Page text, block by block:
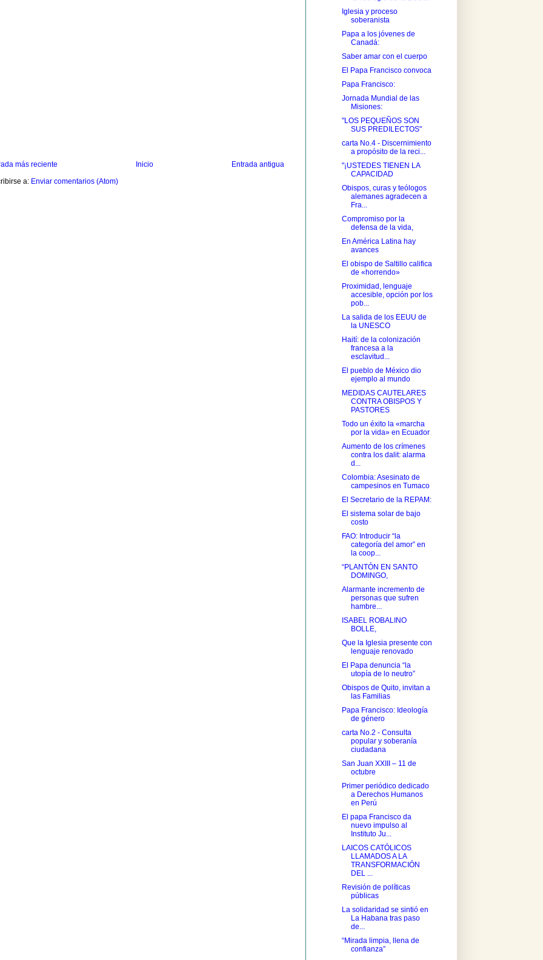
más reciente Entrada antigua
Inicio
a: Enviar comentarios (Atom)
Iglesia y proceso
soberanista
Papa a los jóvenes de
Canadá:
Saber amar con el cuerpo
El Papa Francisco convoca
Papa Francisco:
Jornada Mundial de las
Misiones:
"LOS PEQUEÑOS SON
SUS PREDILECTOS"
carta No.4 - Discernimiento
a propósito de la reci...
"¡USTEDES TIENEN LA
CAPACIDAD
Obispos, curas y teólogos
alemanes agradecen a
Fra...
Compromiso por la
defensa de la vida,
En América Latina hay
avances
El obispo de Saltillo califica
de «horrendo»
Proximidad, lenguaje
accesible, opción por los
pob...
La salida de los EEUU de
la UNESCO
Haití: de la colonización
francesa a la
esclavitud...
El pueblo de México dio
ejemplo al mundo
MEDIDAS CAUTELARES
CONTRA OBISPOS Y
PASTORES
Todo un éxito la «marcha
por la vida» en Ecuador
Aumento de los crímenes
contra los dalit: alarma
d...
Colombia: Asesinato de
campesinos en Tumaco
El Secretario de la REPAM:
El sistema solar de bajo
costo
FAO: Introducir “la
categoría del amor” en
la coop...
“PLANTÓN EN SANTO
DOMINGO,
Alarmante incremento de
personas que sufren
hambre...
ISABEL ROBALINO
BOLLE,
Que la Iglesia presente con
lenguaje renovado
El Papa denuncia “la
utopía de lo neutro”
Obispos de Quito, invitan a
las Familias
Papa Francisco: Ideología
de género
carta No.2 - Consulta
popular y soberanía
ciudadana
San Juan XXIII – 11 de
octubre
Primer periódico dedicado
a Derechos Humanos
en Perú
El papa Francisco da
nuevo impulso al
Instituto Ju...
LAICOS CATÓLICOS
LLAMADOS A LA
TRANSFORMACIÓN
DEL ...
Revisión de políticas
públicas
La solidaridad se sintió en
La Habana tras paso
de...
“Mirada limpia, llena de
confianza”